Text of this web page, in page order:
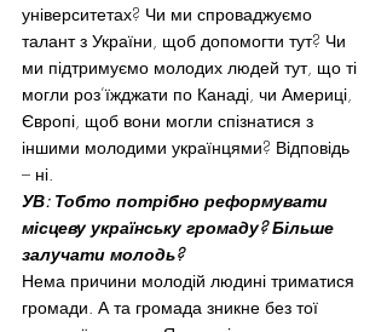
університетах? Чи ми спроваджуємо
талант з України, щоб допомогти тут? Чи
ми підтримуємо молодих людей тут, що ті
могли роз’їжджати по Канаді, чи Америці,
Європі, щоб вони могли спізнатися з
іншими молодими українцями? Відповідь
– ні.
УВ: Тобто потрібно реформувати
місцеву українську громаду? Більше
залучати молодь?
Нема причини молодій людині триматися
громади. А та громада зникне без тої